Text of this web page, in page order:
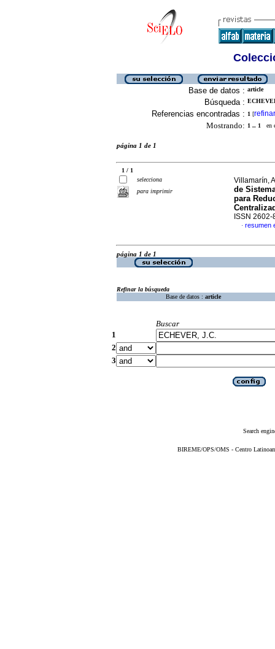
Base de datos : article
Búsqueda :
Referencias encontradas : 1 [refinar
Mostrando: 1 .. 1 en
página 1 de 1
1 / 1
selecciona
para imprimir
Villamarín,
de
para
ISSN 2602-
· resumen
página 1 de 1
Refinar la búsqueda
Base de datos : article
Buscar
1
2
3
Search
BIREME/OPS/OMS - Centro